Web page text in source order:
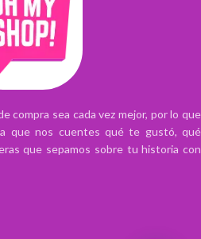
compra sea cada vez mejor, por lo que
que nos cuentes qué te gustó, qué
que sepamos sobre tu historia con